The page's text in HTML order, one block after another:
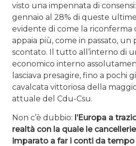
visto una impennata di
gennaio al 28% di queste
evidente di come la riconferma
appaia più, come in passato, un
scontato. Il tutto all’interno di
economico interno
lasciava presagire, fino a pochi
cavalcata vittoriosa della
attuale del Cdu-Csu.
Non c’è dubbio: l’Europa a
realtà con la quale le
imparato a far i conti da tempo